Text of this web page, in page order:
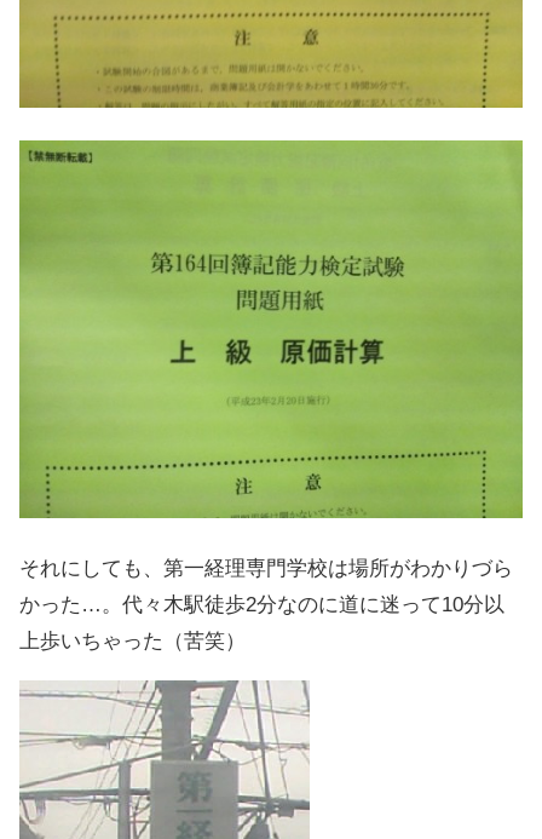
それにしても、第一経理専門学校は場所がわかりづら
かった…。代々木駅徒歩2分なのに道に迷って10分以
上歩いちゃった（苦笑）